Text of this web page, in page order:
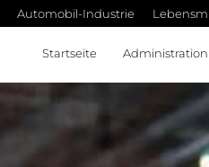
Automobil-Industrie
Startseite Administration